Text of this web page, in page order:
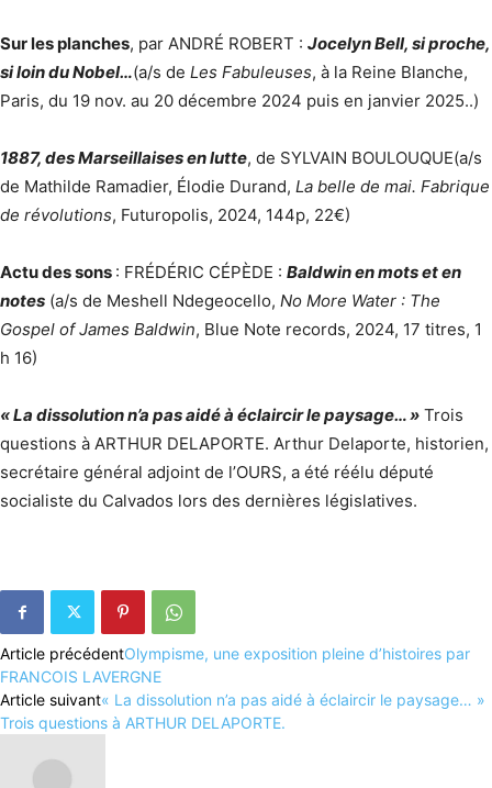
Sur les planches, par ANDRÉ ROBERT : Jocelyn Bell, si proche,
si loin du Nobel…(a/s de Les Fabuleuses, à la Reine Blanche,
Paris, du 19 nov. au 20 décembre 2024 puis en janvier 2025..)
1887, des Marseillaises en lutte, de SYLVAIN BOULOUQUE(a/s
de Mathilde Ramadier, Élodie Durand, La belle de mai. Fabrique
de révolutions, Futuropolis, 2024, 144p, 22€)
Actu des sons : FRÉDÉRIC CÉPÈDE : Baldwin en mots et en
notes (a/s de Meshell Ndegeocello, No More Water : The
Gospel of James Baldwin, Blue Note records, 2024, 17 titres, 1
h 16)
« La dissolution n’a pas aidé à éclaircir le paysage… » Trois
questions à ARTHUR DELAPORTE. Arthur Delaporte, historien,
secrétaire général adjoint de l’OURS, a été réélu député
socialiste du Calvados lors des dernières législatives.
Article précédentOlympisme, une exposition pleine d’histoires par
FRANCOIS LAVERGNE
Article suivant« La dissolution n’a pas aidé à éclaircir le paysage… »
Trois questions à ARTHUR DELAPORTE.